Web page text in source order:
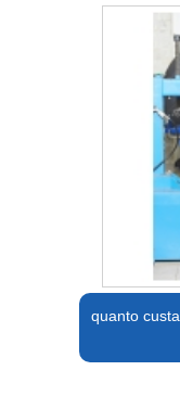
quanto